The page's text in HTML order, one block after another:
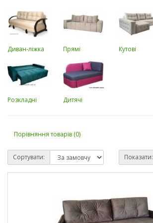
Диван-ліжка Прямі Кутові
Розкладні Дитячі
Порівняння товарів (0)
Сортувати: Показати: